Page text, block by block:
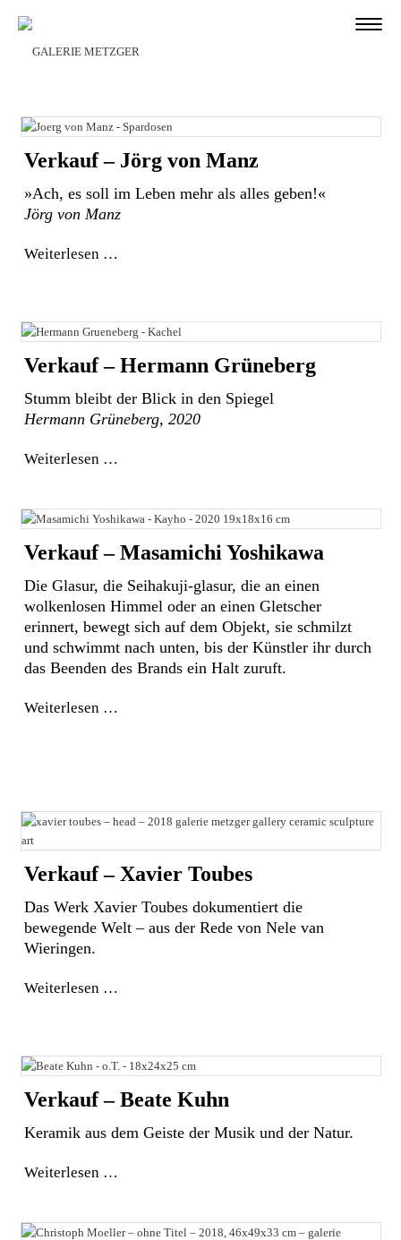
Verkauf – Jörg von Manz
»Ach, es soll im Leben mehr als alles geben!«
Jörg von Manz
Weiterlesen
Verkauf – Hermann Grüneberg
Stumm bleibt der Blick in den Spiegel
Hermann Grüneberg, 2020
Weiterlesen
Verkauf – Masamichi Yoshikawa
Die Glasur, die Seihakuji-glasur, die an einen
wolkenlosen Himmel oder an einen Gletscher
erinnert, bewegt sich auf dem Objekt, sie schmilzt
und schwimmt nach unten, bis der Künstler ihr durch
das Beenden des Brands ein Halt zuruft.
Weiterlesen
Verkauf – Xavier Toubes
Das Werk Xavier Toubes dokumentiert die
bewegende Welt – aus der Rede von Nele van
Wieringen.
Weiterlesen
Verkauf – Beate Kuhn
Keramik aus dem Geiste der Musik und der Natur.
Weiterlesen